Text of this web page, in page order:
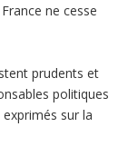
ne cesse
prudents et
politiques
sur la